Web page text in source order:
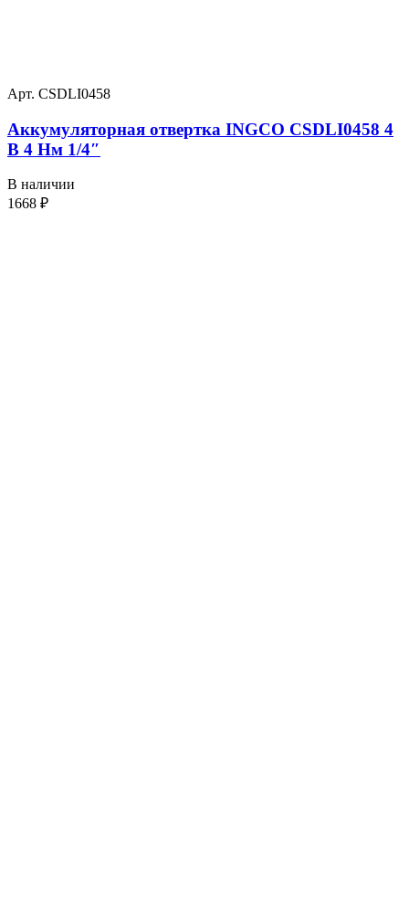
Арт. CSDLI0458
Аккумуляторная отвертка INGCO CSDLI0458 4
В 4 Нм 1/4″
В наличии
1668 ₽